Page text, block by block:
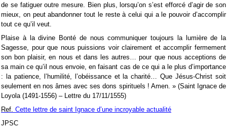
de se fatiguer outre mesure. Bien plus, lorsqu’on s’est efforcé d’agir de son
mieux, on peut abandonner tout le reste à celui qui a le pouvoir d’accomplir
tout ce qu’il veut.
Plaise à la divine Bonté de nous communiquer toujours la lumière de la
Sagesse, pour que nous puissions voir clairement et accomplir fermement
son bon plaisir, en nous et dans les autres… pour que nous acceptions de
sa main ce qu’il nous envoie, en faisant cas de ce qui a le plus d’importance
: la patience, l’humilité, l’obéissance et la charité… Que Jésus-Christ soit
seulement en nos âmes avec ses dons spirituels ! Amen. » (Saint Ignace de
Loyola (1491-1556) – Lettre du 17/11/1555)
Ref. Cette lettre de saint Ignace d’une incroyable actualité
JPSC